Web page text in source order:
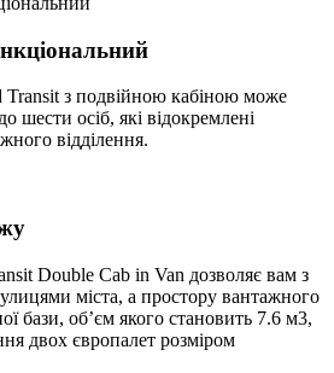
з подвійною кабіною може
шести осіб, які відокремлені
відділення.
Double Cab in Van дозволяє вам з
міста, а простору вантажного
бази, об’єм якого становить 7.6 м3,
двох європалет розміром